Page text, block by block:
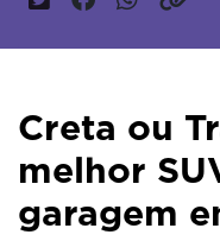
Creta ou
melhor
garagem